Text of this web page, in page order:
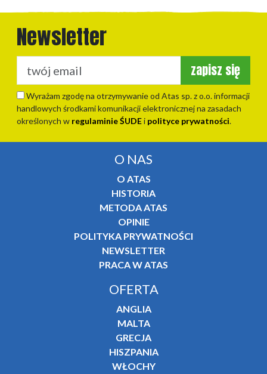
Newsletter
zapisz się
Wyrażam zgodę na otrzymywanie od Atas sp. z o.o. informacji
handlowych środkami komunikacji elektronicznej na zasadach
określonych w regulaminie ŚUDEi polityce prywatności.
O NAS
O ATAS
HISTORIA
METODA ATAS
OPINIE
POLITYKA PRYWATNOŚCI
NEWSLETTER
PRACA W ATAS
OFERTA
ANGLIA
MALTA
GRECJA
HISZPANIA
WŁOCHY